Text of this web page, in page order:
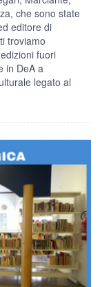
che sono state
editore di
troviamo
fuori
in DeA a
legato al